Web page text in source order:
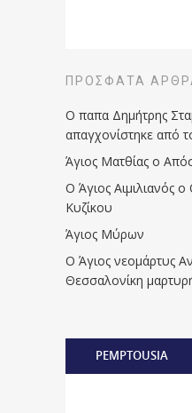
ΠΡΌΣΦΑΤΑ
Ο παπα Δημήτρης
απαγχονίστηκε από
Άγιος Ματθίας ο
Ο Άγιος Αιμιλιανός
Κυζίκου
Άγιος Μύρων
Ο Άγιος νεομάρτυς
Θεσσαλονίκη
PEMPTOUSIA